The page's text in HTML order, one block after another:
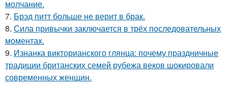
молчание.
7. Брэд питт больше не верит в брак.
8. Сила привычки заключается в трёх последовательных
моментах.
9. Изнанка викторианского глянца: почему праздничные
традиции британских семей рубежа веков шокировали
современных женщин.